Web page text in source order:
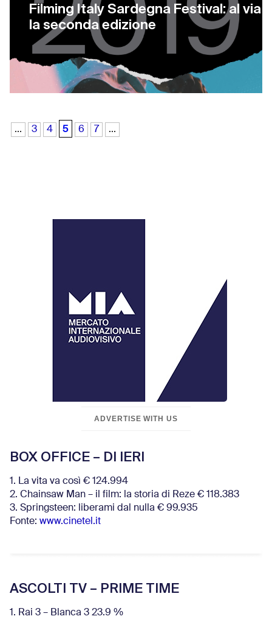
Filming Italy Sardegna Festival: al via
la seconda edizione
... 3 4 5 6 7 ...
ADVERTISE WITH US
BOX OFFICE – DI IERI
1. La vita va così € 124.994
2. Chainsaw Man – il film: la storia di Reze € 118.383
3. Springsteen: liberami dal nulla € 99.935
Fonte: www.cinetel.it
ASCOLTI TV – PRIME TIME
1. Rai 3 – Blanca 3 23.9 %